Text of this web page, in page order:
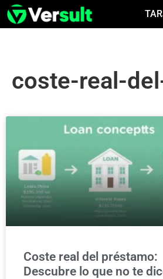
coste-real-
Coste real del préstamo:
Descubre lo que no te